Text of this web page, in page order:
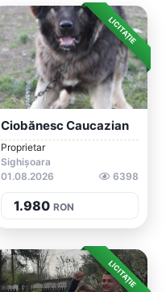
LICITAȚIE
Ciobănesc Caucazian
Proprietar
Sighișoara
01.08.2026
6398
1.980 RON
LICITAȚIE